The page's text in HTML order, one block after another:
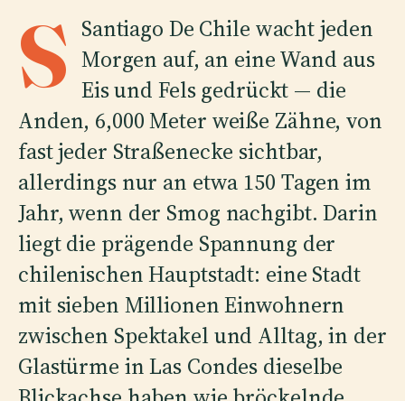
S Santiago De Chile wacht jeden
Morgen auf, an eine Wand aus
Eis und Fels gedrückt — die
Anden, 6,000 Meter weiße Zähne, von
fast jeder Straßenecke sichtbar,
allerdings nur an etwa 150 Tagen im
Jahr, wenn der Smog nachgibt. Darin
liegt die prägende Spannung der
chilenischen Hauptstadt: eine Stadt
mit sieben Millionen Einwohnern
zwischen Spektakel und Alltag, in der
Glastürme in Las Condes dieselbe